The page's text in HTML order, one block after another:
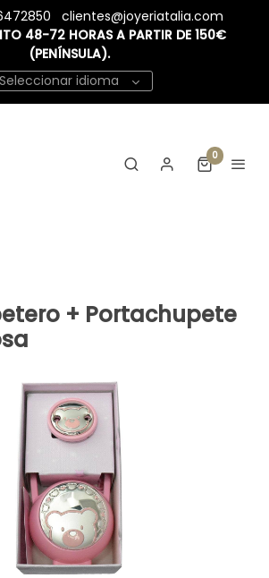
clientes@joyeriatalia.com
48-72 HORAS A PARTIR DE 150€
(PENÍNSULA).
Seleccionar idioma
0
+ Portachupete